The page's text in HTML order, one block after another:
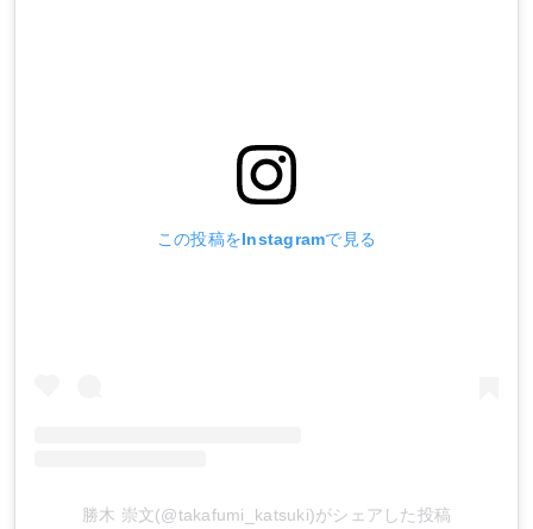
この投稿をInstagramで見る
勝木 崇文(@takafumi_katsuki)がシェアした投稿